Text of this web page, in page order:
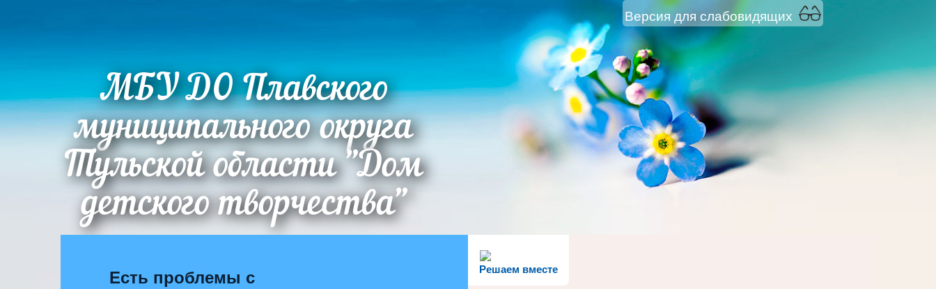
Версия для слабовидящих
МБУ ДО Плавского
муниципального округа
Тульской области "Дом
детского творчества"
Решаем вместе
Есть проблемы с